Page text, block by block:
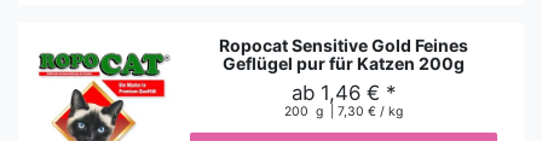
Ropocat Sensitive Gold Feines
Geflügel pur für Katzen 200g
ab 1,46 € *
200 g | 7,30 € / kg